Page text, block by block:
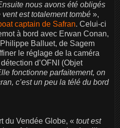
nous avons été obligés
est totalement tombé »,
captain de Safran. Celui-ci
à bord avec Erwan Conan,
Balluet, de Sagem
le réglage de la caméra
d’OFNI (Objet
fonctionne parfaitement, on
c’est un peu la télé du bord
du Vendée Globe, « tout est